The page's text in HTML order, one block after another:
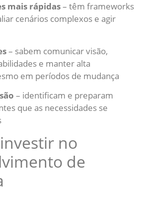
mais rápidas– têm frameworks
cenários complexos e agir
– sabem comunicar visão,
e manter alta
em períodos de mudança
– identificam e preparam
que as necessidades se
no
de